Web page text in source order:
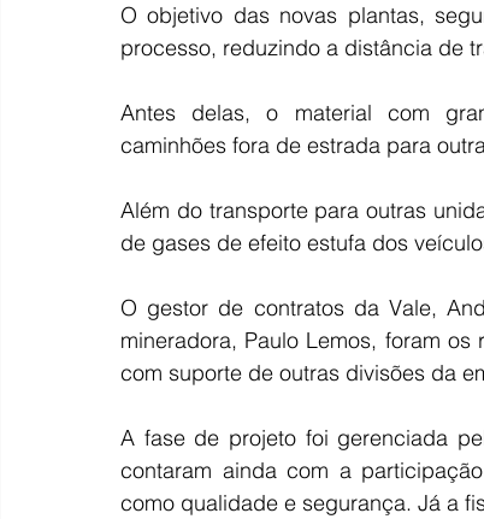
O objetivo das novas plantas,
processo, reduzindo a distância de
Antes delas, o material com
caminhões fora de estrada para
Além do transporte para outras
de gases de efeito estufa dos
O gestor de contratos da Vale,
mineradora, Paulo Lemos, foram
com suporte de outras divisões da
A fase de projeto foi gerenciada
contaram ainda com a
como qualidade e segurança. Já a